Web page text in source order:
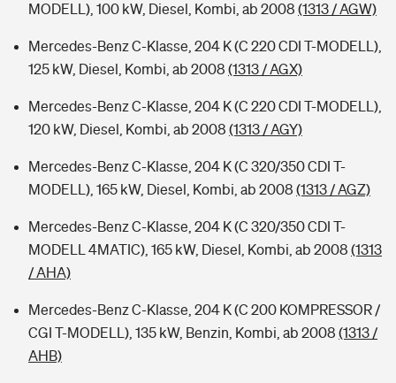
MODELL), 100 kW, Diesel, Kombi, ab 2008 (1313 / AGW)
Mercedes-Benz C-Klasse, 204 K (C 220 CDI T-MODELL),
125 kW, Diesel, Kombi, ab 2008 (1313 / AGX)
Mercedes-Benz C-Klasse, 204 K (C 220 CDI T-MODELL),
120 kW, Diesel, Kombi, ab 2008 (1313 / AGY)
Mercedes-Benz C-Klasse, 204 K (C 320/350 CDI T-
MODELL), 165 kW, Diesel, Kombi, ab 2008 (1313 / AGZ)
Mercedes-Benz C-Klasse, 204 K (C 320/350 CDI T-
MODELL 4MATIC), 165 kW, Diesel, Kombi, ab 2008 (1313
/ AHA)
Mercedes-Benz C-Klasse, 204 K (C 200 KOMPRESSOR /
CGI T-MODELL), 135 kW, Benzin, Kombi, ab 2008 (1313 /
AHB)